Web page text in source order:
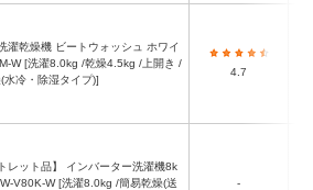
W [洗濯8.0kg /乾燥4.5kg /上開き /
水冷・除湿タイプ)]
4.7
V80K-W [洗濯8.0kg /簡易乾燥(送
-